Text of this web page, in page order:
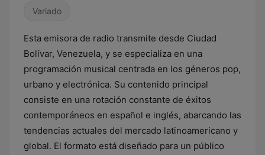
Variado
Esta emisora de radio transmite desde Ciudad
Bolívar, Venezuela, y se especializa en una
programación musical centrada en los géneros pop,
urbano y electrónica. Su contenido principal
consiste en una rotación constante de éxitos
contemporáneos en español e inglés, abarcando las
tendencias actuales del mercado latinoamericano y
global. El formato está diseñado para un público